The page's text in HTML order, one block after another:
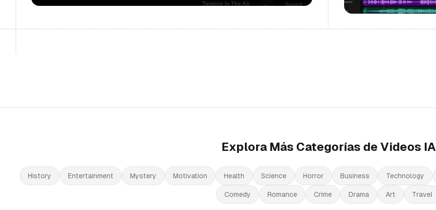
Explora Más Categorías de Videos IA
History Entertainment Mystery Motivation Health Science Horror Business Technology
Comedy Romance Crime Drama Art Travel